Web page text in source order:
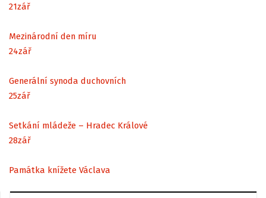
21zář
Mezinárodní den míru
24zář
Generální synoda duchovních
25zář
Setkání mládeže – Hradec Králové
28zář
Památka knížete Václava